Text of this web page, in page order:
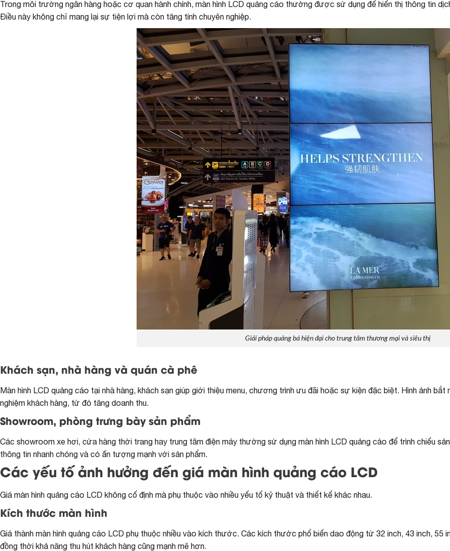
Trong môi trường ngân hàng hoặc cơ quan hành chính, màn hình LCD quảng cáo thường được sử dụng để hiển thị thông tin
Điều này không chỉ mang lại sự tiện lợi mà còn tăng tính chuyên nghiệp.
Giải pháp quảng bá hiện đại cho trung tâm thương mại và siêu thị
Khách sạn, nhà hàng và quán cà phê
Màn hình LCD quảng cáo tại nhà hàng, khách sạn giúp giới thiệu menu, chương trình ưu đãi hoặc sự kiện đặc biệt. Hình ảnh
nghiệm khách hàng, từ đó tăng doanh thu.
Showroom, phòng trưng bày sản phẩm
Các showroom xe hơi, cửa hàng thời trang hay trung tâm điện máy thường sử dụng màn hình LCD quảng cáo để trình chiếu
thông tin nhanh chóng và có ấn tượng mạnh với sản phẩm.
Các yếu tố ảnh hưởng đến giá màn hình quảng cáo LCD
Giá màn hình quảng cáo LCD không cố định mà phụ thuộc vào nhiều yếu tố kỹ thuật và thiết kế khác nhau.
Kích thước màn hình
Giá thành màn hình quảng cáo LCD phụ thuộc nhiều vào kích thước. Các kích thước phổ biến dao động từ 32 inch, 43 inch, 55
đồng thời khả năng thu hút khách hàng cũng mạnh mẽ hơn.